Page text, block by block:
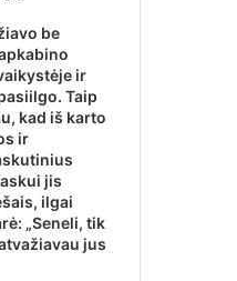
be
ir
Taip
kad iš karto
ir
jis
ilgai
„Seneli, tik
jus